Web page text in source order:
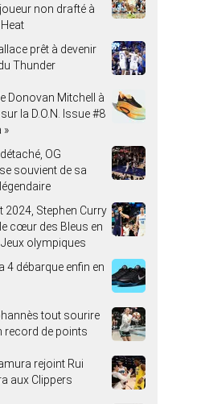
non drafté à
prêt à devenir
Thunder
Donovan Mitchell à
la D.O.N. Issue #8
»
OG
souvient de sa
2024, Stephen Curry
cœur des Bleus en
olympiques
4 débarque enfin en
tout sourire
record de points
rejoint Rui
aux Clippers